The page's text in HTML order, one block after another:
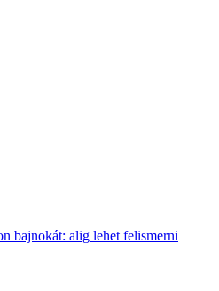
bajnokát: alig lehet felismerni